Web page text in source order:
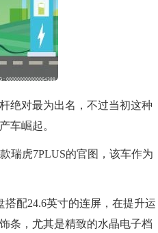
绝对最为出名，不过当初这种
车崛起。
瑞虎7PLUS的官图，该车作为
配24.6英寸的连屏，在提升运
条，尤其是精致的水晶电子档